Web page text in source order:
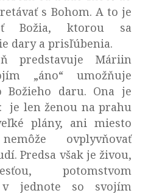
s Bohom. A to je
Božia, ktorou sa
dary a prisľúbenia.
predstavuje Máriin
„áno“ umožňuje
Božieho daru. Ona je
je len ženou na prahu
plány, ani miesto
ovplyvňovať
Predsa však je živou,
potomstvom
v jednote so svojím